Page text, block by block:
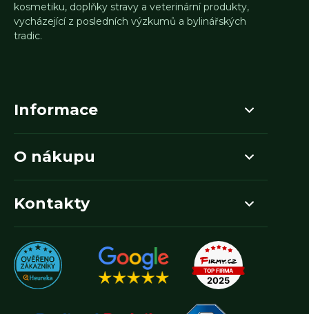
kosmetiku, doplňky stravy a veterinární produkty,
vycházející z posledních výzkumů a bylinářských
tradic.
Informace
O nákupu
Kontakty